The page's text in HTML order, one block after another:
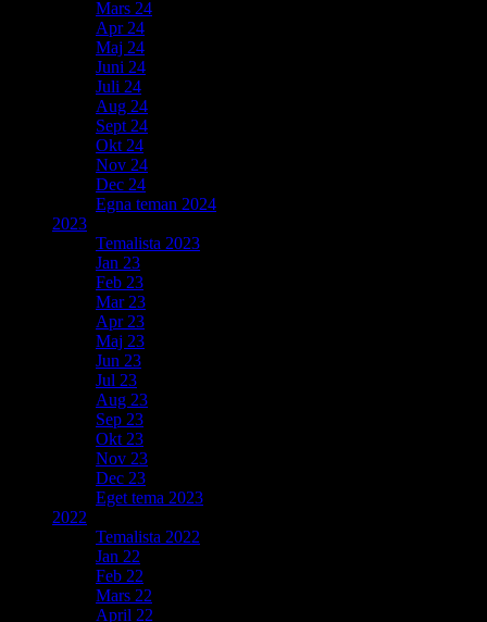
Mars 24
Apr 24
Maj 24
Juni 24
Juli 24
Aug 24
Sept 24
Okt 24
Nov 24
Dec 24
Egna teman 2024
2023
Temalista 2023
Jan 23
Feb 23
Mar 23
Apr 23
Maj 23
Jun 23
Jul 23
Aug 23
Sep 23
Okt 23
Nov 23
Dec 23
Eget tema 2023
2022
Temalista 2022
Jan 22
Feb 22
Mars 22
April 22